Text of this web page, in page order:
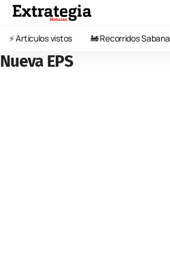
⚡️ Artículos vistos 🚂 Recorridos Sabana
Nueva EPS